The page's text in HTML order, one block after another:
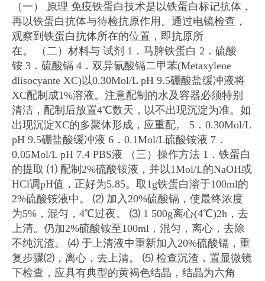
（一） 原理 免疫铁蛋白技术是以铁蛋白标记抗体，
再以铁蛋白抗体与待检抗原作用。通过电镜检查，
观察到铁蛋白抗体所在的位置，即抗原所
在。
（二）材料与 试剂 1．马脾铁蛋白 2．硫酸
铵 3．硫酸镉 4．双异氰酸镉二甲苯(Metaxylene
dlisocyante XC)以0.30Mol/L pH 9.5硼酸盐缓冲液将
XC配制成1%溶液。注意配制的水及容器必须特别
清洁，配制后放置4℃数天，以不出现沉淀为准。如
出现沉淀XC的多聚体形成，应重配。
5．0.30Mol/L
pH 9.5硼盐酸缓冲液 6．0.1Mol/L硫酸铵液 7．
0.05Mol/L pH 7.4 PBS液
（三）操作方法 1．铁蛋白
的提取 ⑴ 配制2%硫酸铵液，并以1Mol/L的NaOH或
HCl调pH值，正好为5.85。取1g铁蛋白溶于100ml的
2%硫酸铵液中。
⑵ 加入20%硫酸镉，使最终浓度
为5%，混匀，4℃过夜。
⑶ 1 500g离心(4℃)2h，去
上清。仍加2%硫酸铵至100ml，混匀，离心，去除
不纯沉渣。
⑷ 于上清液中重新加入20%硫酸镉，重
复步骤⑵，离心，去上清。
⑸ 检查沉渣，置显微镜
下检查，应具有典型的黄褐色结晶，结晶为六角